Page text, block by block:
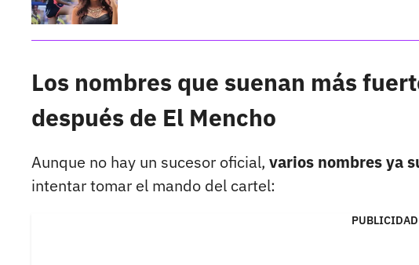
Los nombres que suenan más
después de El Mencho
Aunque no hay un sucesor oficial, varios nombres ya
intentar tomar el mando del cartel:
PUBLICIDAD